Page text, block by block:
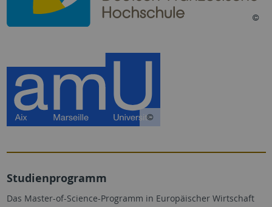
Studienprogramm
Das Master-of-Science-Programm in Europäischer Wirtschaft